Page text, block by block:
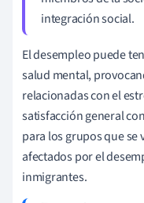
integración social.
El desempleo puede
salud mental,
relacionadas con el
satisfacción general
para los grupos que
afectados por el
inmigrantes.